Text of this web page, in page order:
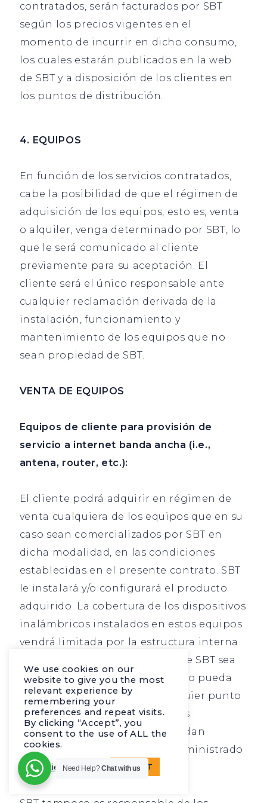
contratados, serán facturados por SBT
según los precios vigentes en el
momento de incurrir en dicho consumo,
los cuales estarán publicados en la web
de SBT y a disposición de los clientes en
los puntos de distribución.
4. EQUIPOS
En función de los servicios contratados,
cabe la posibilidad de que el régimen de
adquisición de los equipos, esto es, venta
o alquiler, venga determinado por SBT, lo
que le será comunicado al cliente
previamente para su aceptación. El
cliente será el único responsable ante
cualquier reclamación derivada de la
instalación, funcionamiento y
mantenimiento de los equipos que no
sean propiedad de SBT.
VENTA DE EQUIPOS
Equipos de cliente para provisión de
servicio a internet banda ancha (i.e.,
antena, router, etc.):
El cliente podrá adquirir en régimen de
venta cualquiera de los equipos que en su
caso sean comercializados por SBT en
dicha modalidad, en las condiciones
establecidas en el presente contrato. SBT
le instalará y/o configurará el producto
adquirido. La cobertura de los dispositivos
inalámbricos instalados en estos equipos
vendrá limitada por la estructura interna
del domicilio del cliente, sin que SBT sea
responsable de que el cliente no pueda
acceder al servicio desde cualquier punto
dentro de su domicilio, ni de las
consecuencias que para él puedan
derivarse del uso del equipo suministrado
bajo estas circunstancias.
We use cookies on our
website to give you the most
relevant experience by
remembering your
preferences and repeat visits.
By clicking “Accept”, you
consent to the use of ALL the
cookies.
Cookie settings ACCEPT
Need Help?Chat with us